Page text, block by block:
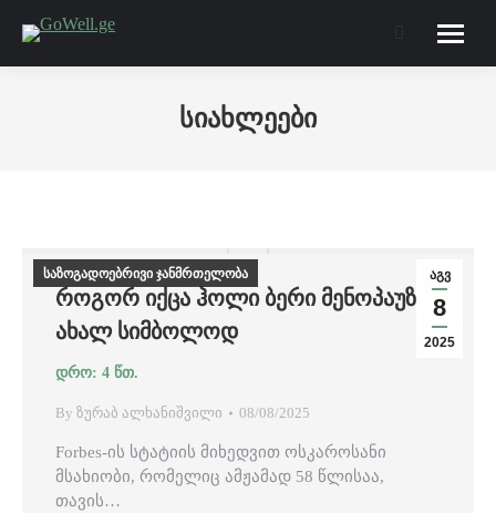
Search:
სიახლეები
აგვ
8
2025
საზოგადოებრივი ჯანმრთელობა
ᲠᲝᲒᲝᲠ ᲘᲥᲪᲐ ᲰᲝᲚᲘ ᲑᲔᲠᲘ ᲛᲔᲜᲝᲞᲐᲣᲖᲘᲡ
ᲐᲮᲐᲚ ᲡᲘᲛᲑᲝᲚᲝᲓ
By ზურაბ ალხანიშვილი 08/08/2025
Forbes-ის სტატიის მიხედვით ოსკაროსანი
მსახიობი, რომელიც ამჟამად 58 წლისაა,
თავის…